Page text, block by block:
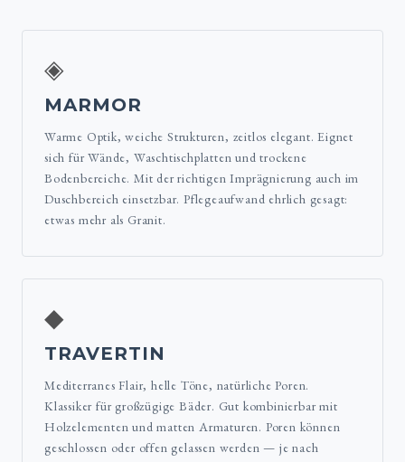
◈
MARMOR
Warme Optik, weiche Strukturen, zeitlos elegant. Eignet
sich für Wände, Waschtischplatten und trockene
Bodenbereiche. Mit der richtigen Imprägnierung auch im
Duschbereich einsetzbar. Pflegeaufwand ehrlich gesagt:
etwas mehr als Granit.
◆
TRAVERTIN
Mediterranes Flair, helle Töne, natürliche Poren.
Klassiker für großzügige Bäder. Gut kombinierbar mit
Holzelementen und matten Armaturen. Poren können
geschlossen oder offen gelassen werden — je nach